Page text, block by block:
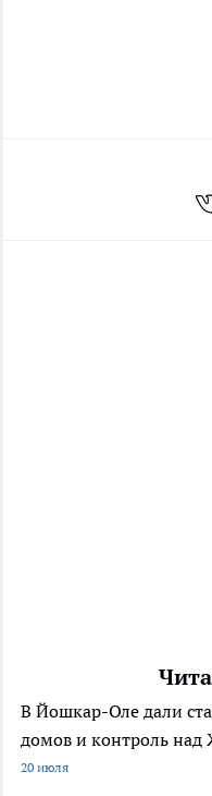
В Йошкар-Оле дали
домов и контроль
20 июля